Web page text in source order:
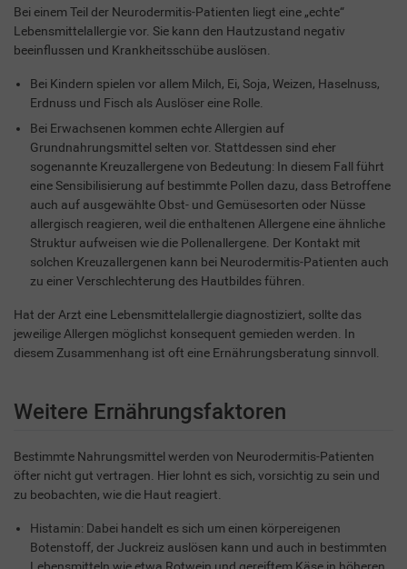
Bei einem Teil der Neurodermitis-Patienten liegt eine „echte“
Lebensmittelallergie vor. Sie kann den Hautzustand negativ
beeinflussen und Krankheitsschübe auslösen.
Bei Kindern spielen vor allem Milch, Ei, Soja, Weizen, Haselnuss,
Erdnuss und Fisch als Auslöser eine Rolle.
Bei Erwachsenen kommen echte Allergien auf
Grundnahrungsmittel selten vor. Stattdessen sind eher
sogenannte Kreuzallergene von Bedeutung: In diesem Fall führt
eine Sensibilisierung auf bestimmte Pollen dazu, dass Betroffene
auch auf ausgewählte Obst- und Gemüsesorten oder Nüsse
allergisch reagieren, weil die enthaltenen Allergene eine ähnliche
Struktur aufweisen wie die Pollenallergene. Der Kontakt mit
solchen Kreuzallergenen kann bei Neurodermitis-Patienten auch
zu einer Verschlechterung des Hautbildes führen.
Hat der Arzt eine Lebensmittelallergie diagnostiziert, sollte das
jeweilige Allergen möglichst konsequent gemieden werden. In
diesem Zusammenhang ist oft eine Ernährungsberatung sinnvoll.
Weitere Ernährungsfaktoren
Bestimmte Nahrungsmittel werden von Neurodermitis-Patienten
öfter nicht gut vertragen. Hier lohnt es sich, vorsichtig zu sein und
zu beobachten, wie die Haut reagiert.
Histamin: Dabei handelt es sich um einen körpereigenen
Botenstoff, der Juckreiz auslösen kann und auch in bestimmten